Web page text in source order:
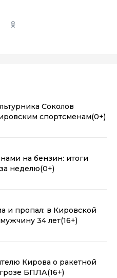
Соколов
спортсменам(0+)
на бензин: итоги
неделю(0+)
и пропал: в Кировской
34 лет(16+)
Кирова о ракетной
БПЛА(16+)